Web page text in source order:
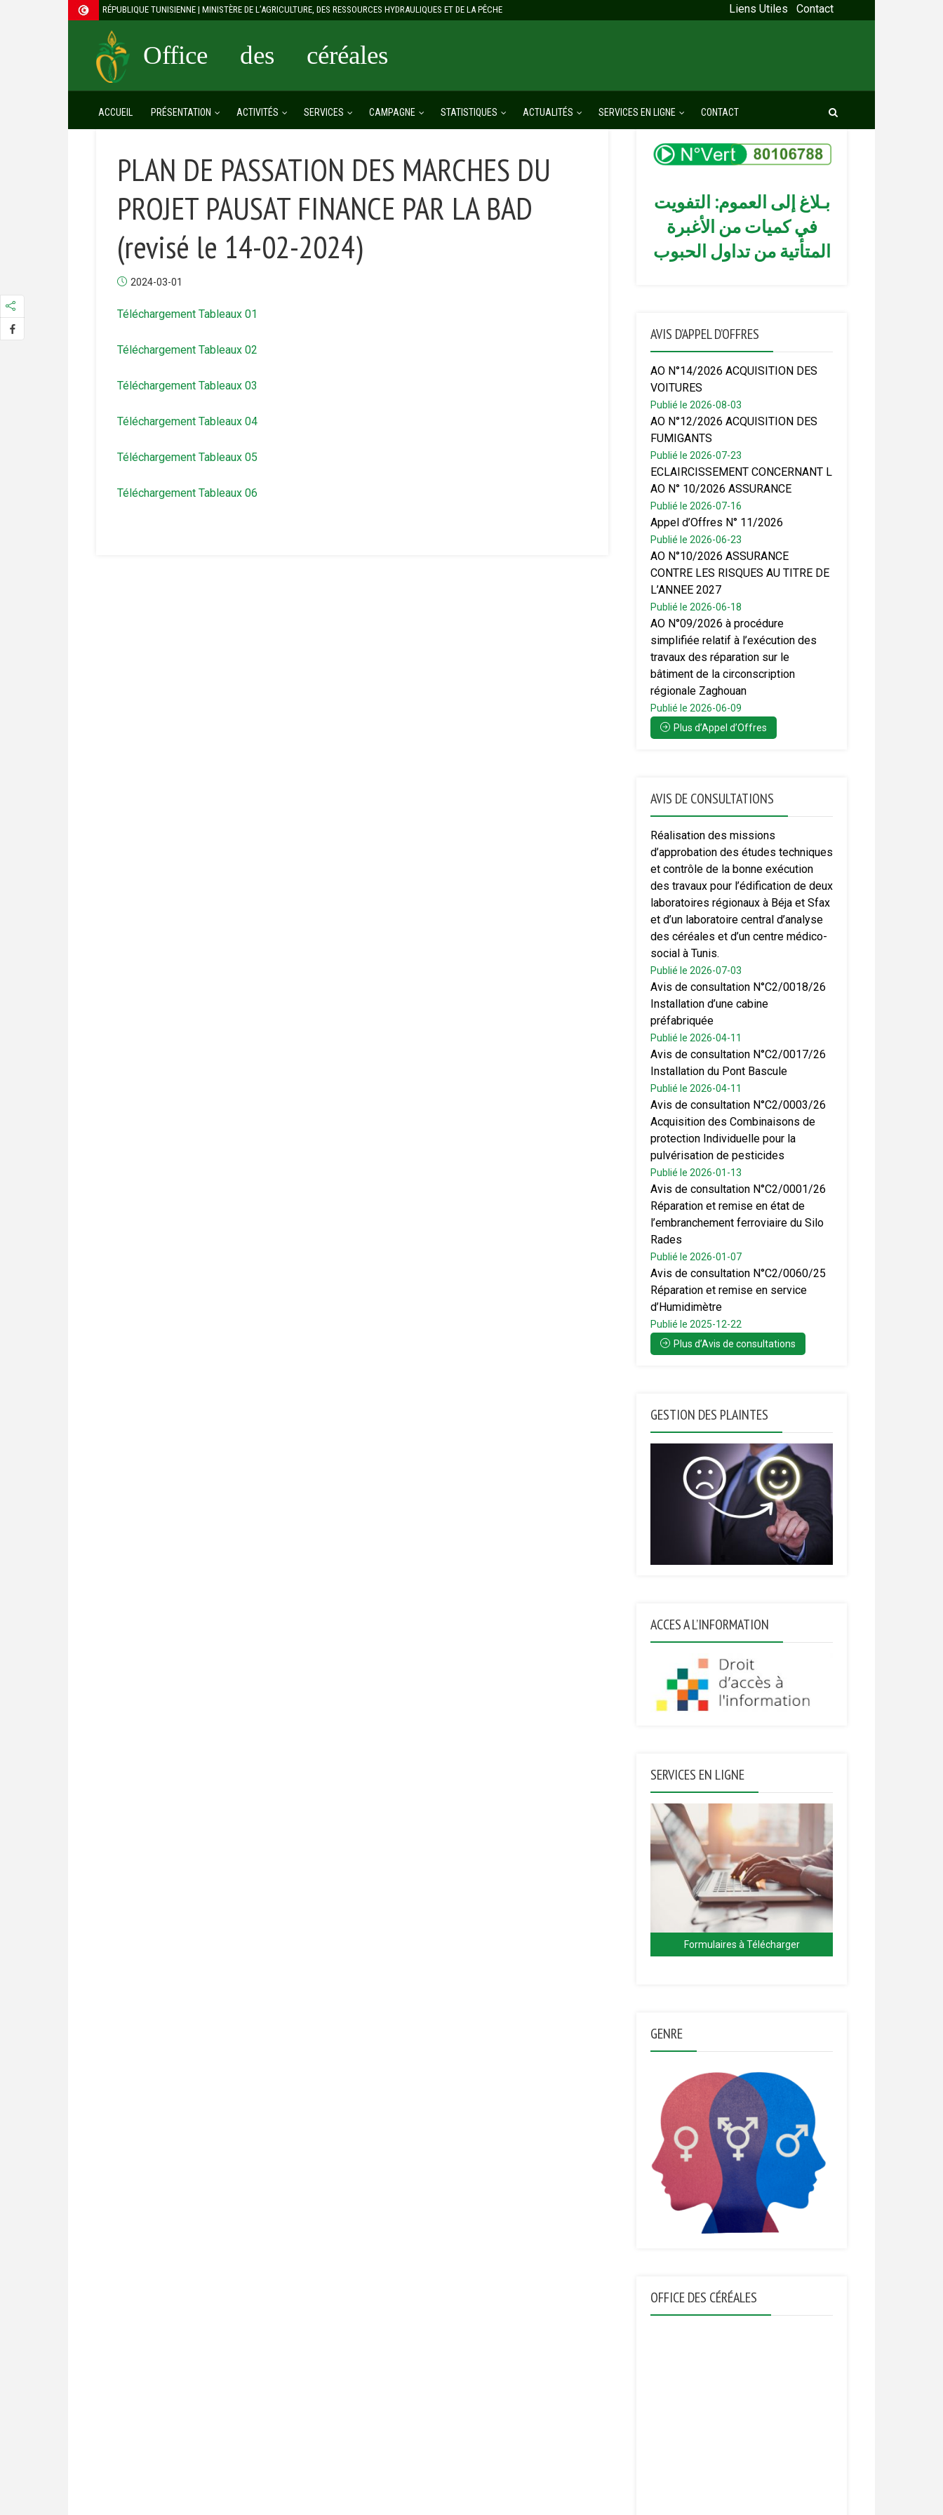
RÉPUBLIQUE TUNISIENNE | MINISTÈRE DE L’AGRICULTURE, DES RESSOURCES HYDRAULIQUES ET DE LA PÊCHE Liens Utiles Contact
Office des céréales
ACCUEIL PRÉSENTATION ACTIVITÉS SERVICES CAMPAGNE STATISTIQUES ACTUALITÉS SERVICES EN LIGNE CONTACT
PLAN DE PASSATION DES MARCHES DU
PROJET PAUSAT FINANCE PAR LA BAD
(revisé le 14-02-2024)
2024-03-01
Téléchargement Tableaux 01
Téléchargement Tableaux 02
Téléchargement Tableaux 03
Téléchargement Tableaux 04
Téléchargement Tableaux 05
Téléchargement Tableaux 06
بـلاغ إلى العموم: التفويت
في كميات من الأغبرة
المتأتية من تداول الحبوب
AVIS D’APPEL D’OFFRES
AO N°14/2026 ACQUISITION DES
VOITURES
Publié le 2026-08-03
AO N°12/2026 ACQUISITION DES
FUMIGANTS
Publié le 2026-07-23
ECLAIRCISSEMENT CONCERNANT L
AO N° 10/2026 ASSURANCE
Publié le 2026-07-16
Appel d’Offres N° 11/2026
Publié le 2026-06-23
AO N°10/2026 ASSURANCE
CONTRE LES RISQUES AU TITRE DE
L’ANNEE 2027
Publié le 2026-06-18
AO N°09/2026 à procédure
simplifiée relatif à l’exécution des
travaux des réparation sur le
bâtiment de la circonscription
régionale Zaghouan
Publié le 2026-06-09
Plus d’Appel d’Offres
AVIS DE CONSULTATIONS
Réalisation des missions
d’approbation des études techniques
et contrôle de la bonne exécution
des travaux pour l’édification de deux
laboratoires régionaux à Béja et Sfax
et d’un laboratoire central d’analyse
des céréales et d’un centre médico-
social à Tunis.
Publié le 2026-07-03
Avis de consultation N°C2/0018/26
Installation d’une cabine
préfabriquée
Publié le 2026-04-11
Avis de consultation N°C2/0017/26
Installation du Pont Bascule
Publié le 2026-04-11
Avis de consultation N°C2/0003/26
Acquisition des Combinaisons de
protection Individuelle pour la
pulvérisation de pesticides
Publié le 2026-01-13
Avis de consultation N°C2/0001/26
Réparation et remise en état de
l’embranchement ferroviaire du Silo
Rades
Publié le 2026-01-07
Avis de consultation N°C2/0060/25
Réparation et remise en service
d’Humidimètre
Publié le 2025-12-22
Plus d’Avis de consultations
GESTION DES PLAINTES
ACCES A L’INFORMATION
SERVICES EN LIGNE
Formulaires à Télécharger
GENRE
OFFICE DES CÉRÉALES